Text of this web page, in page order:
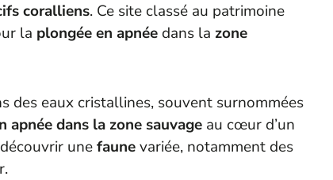
coralliens. Ce site classé au patrimoine
la plongée en apnée dans la zone
des eaux cristallines, souvent surnommées
apnée dans la zone sauvage au cœur d’un
unefaunevariée, notamment des